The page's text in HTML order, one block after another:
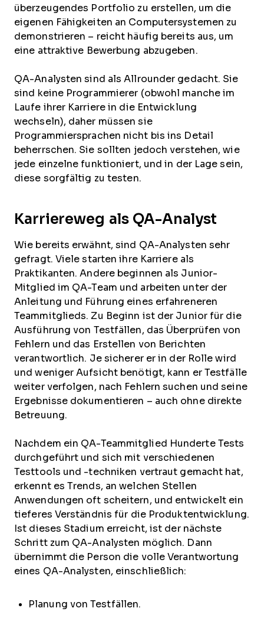
überzeugendes Portfolio zu erstellen, um die
eigenen Fähigkeiten an Computersystemen zu
demonstrieren – reicht häufig bereits aus, um
eine attraktive Bewerbung abzugeben.
QA-Analysten sind als Allrounder gedacht. Sie
sind keine Programmierer (obwohl manche im
Laufe ihrer Karriere in die Entwicklung
wechseln), daher müssen sie
Programmiersprachen nicht bis ins Detail
beherrschen. Sie sollten jedoch verstehen, wie
jede einzelne funktioniert, und in der Lage sein,
diese sorgfältig zu testen.
Karriereweg als QA-Analyst
Wie bereits erwähnt, sind QA-Analysten sehr
gefragt. Viele starten ihre Karriere als
Praktikanten. Andere beginnen als Junior-
Mitglied im QA-Team und arbeiten unter der
Anleitung und Führung eines erfahreneren
Teammitglieds. Zu Beginn ist der Junior für die
Ausführung von Testfällen, das Überprüfen von
Fehlern und das Erstellen von Berichten
verantwortlich. Je sicherer er in der Rolle wird
und weniger Aufsicht benötigt, kann er Testfälle
weiter verfolgen, nach Fehlern suchen und seine
Ergebnisse dokumentieren – auch ohne direkte
Betreuung.
Nachdem ein QA-Teammitglied Hunderte Tests
durchgeführt und sich mit verschiedenen
Testtools und -techniken vertraut gemacht hat,
erkennt es Trends, an welchen Stellen
Anwendungen oft scheitern, und entwickelt ein
tieferes Verständnis für die Produktentwicklung.
Ist dieses Stadium erreicht, ist der nächste
Schritt zum QA-Analysten möglich. Dann
übernimmt die Person die volle Verantwortung
eines QA-Analysten, einschließlich:
Planung von Testfällen.